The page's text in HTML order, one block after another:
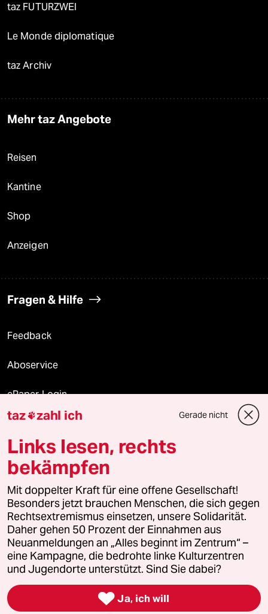
taz FUTURZWEI
Le Monde diplomatique
taz Archiv
Mehr taz Angebote
Reisen
Kantine
Shop
Anzeigen
Fragen & Hilfe
Feedback
Aboservice
ePaper Login
Downloads für Abonnierende
© 2026 taz Verlags und Vertriebs GmbH
Alle Rechte vorbehalten. Bei rechtlichen Fragen oder für Genehmigungen
wenden Sie sich bitte an
lizenzen@taz.de
Feedback Redaktionsstatut Kommune-Richtlinien
Leitlinie Informant Datenschutz Impressum AGB
Seitenwende Einwilligungen widerrufen (Ads)
taz zahl ich Gerade nicht
Links lesen, rechts
bekämpfen
Mit doppelter Kraft für eine offene Gesellschaft!
Besonders jetzt brauchen Menschen, die sich gegen
Rechtsextremismus einsetzen, unsere Solidarität.
Daher gehen 50 Prozent der Einnahmen aus
Neuanmeldungen an „Alles beginnt im Zentrum“ –
eine Kampagne, die bedrohte linke Kulturzentren
und Jugendorte unterstützt. Sind Sie dabei?
 Ja, ich will